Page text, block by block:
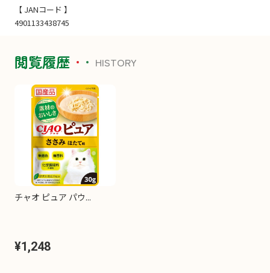
【 JANコード 】
4901133438745
閲覧履歴 HISTORY
チャオ ピュア パウ...
¥1,248